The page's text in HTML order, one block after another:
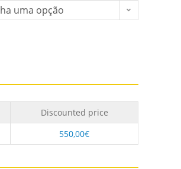
uma opção
Discounted price
550,00€